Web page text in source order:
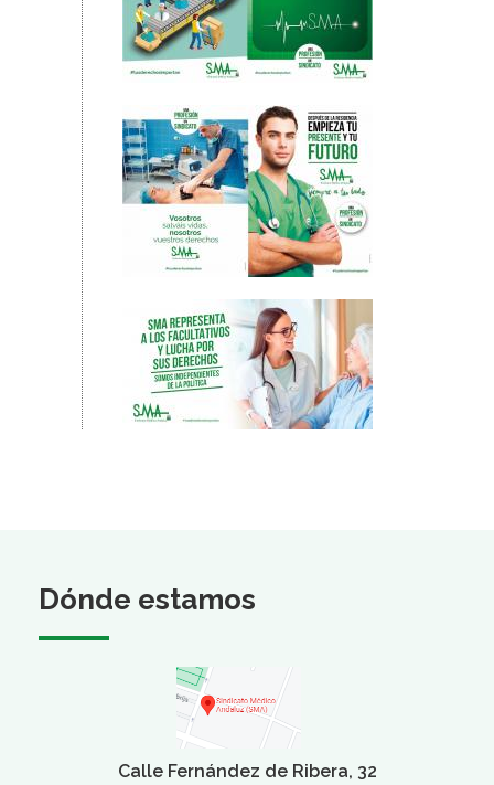
Dónde estamos
Calle Fernández de Ribera, 32